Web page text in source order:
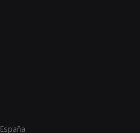
España